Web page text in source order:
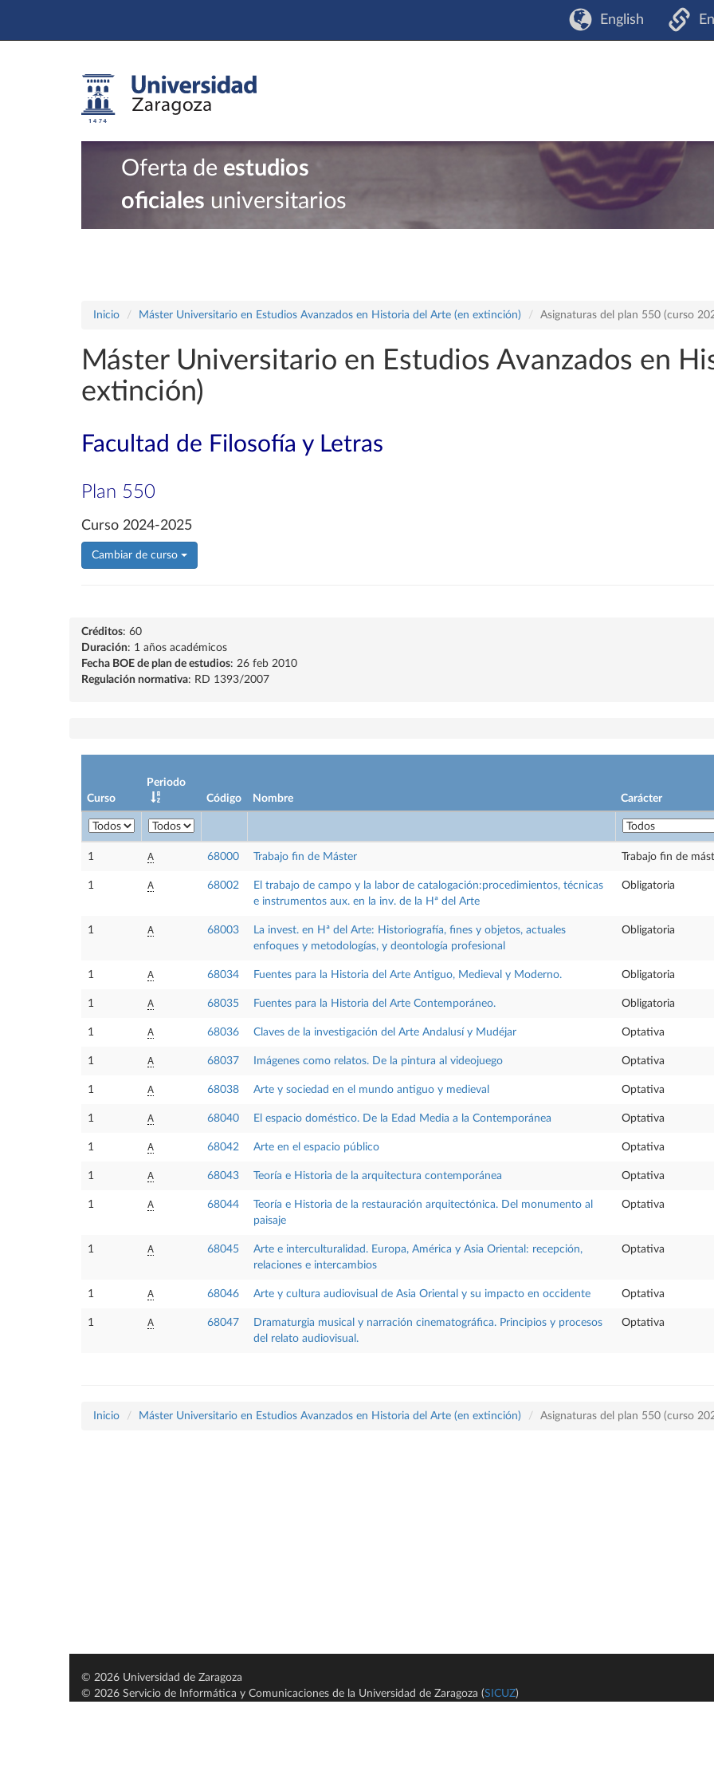
English
Oferta de estudios
oficiales universitarios
Inicio Máster Universitario en Estudios Avanzados en Historia del Arte (en extinción) Asignaturas del plan 550 (curso
Máster Universitario en Estudios Avanzados en
extinción)
Facultad de Filosofía y Letras
Plan 550
Curso 2024-2025
Cambiar de curso
Créditos: 60
Duración: 1 años académicos
Fecha BOE de plan de estudios: 26 feb 2010
Regulación normativa: RD 1393/2007
Curso
Periodo
Código
Nombre Carácter
1 A 68000 Trabajo fin de Máster Trabajo fin de
1 A 68002
El trabajo de campo y la labor de catalogación:procedimientos, técnicas
e instrumentos aux. en la inv. de la Hª del Arte
Obligatoria
1 A 68003
La invest. en Hª del Arte: Historiografía, fines y objetos, actuales
enfoques y metodologías, y deontología profesional
Obligatoria
1 A 68034 Fuentes para la Historia del Arte Antiguo, Medieval y Moderno. Obligatoria
1 A 68035 Fuentes para la Historia del Arte Contemporáneo. Obligatoria
1 A 68036 Claves de la investigación del Arte Andalusí y Mudéjar Optativa
1 A 68037 Imágenes como relatos. De la pintura al videojuego Optativa
1 A 68038 Arte y sociedad en el mundo antiguo y medieval Optativa
1 A 68040 El espacio doméstico. De la Edad Media a la Contemporánea Optativa
1 A 68042 Arte en el espacio público Optativa
1 A 68043 Teoría e Historia de la arquitectura contemporánea Optativa
1 A 68044
Teoría e Historia de la restauración arquitectónica. Del monumento al
paisaje
Optativa
1 A 68045
Arte e interculturalidad. Europa, América y Asia Oriental: recepción,
relaciones e intercambios
Optativa
1 A 68046 Arte y cultura audiovisual de Asia Oriental y su impacto en occidente Optativa
1 A 68047
Dramaturgia musical y narración cinematográfica. Principios y procesos
del relato audiovisual.
Optativa
Inicio Máster Universitario en Estudios Avanzados en Historia del Arte (en extinción) Asignaturas del plan 550 (curso
© 2026 Universidad de Zaragoza
© 2026 Servicio de Informática y Comunicaciones de la Universidad de Zaragoza (SICUZ)